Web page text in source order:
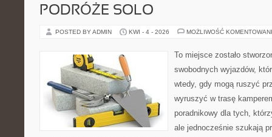
PODRÓŻE SOLO
POSTED BY ADMIN KWI - 4 - 2026 MOŻLIWOŚĆ
To miejsce zostało
swobodnych wyjazdów,
wtedy, gdy mogą ruszyć
wyruszyć w trasę
poradnikowy dla tych,
ale jednocześnie szukają